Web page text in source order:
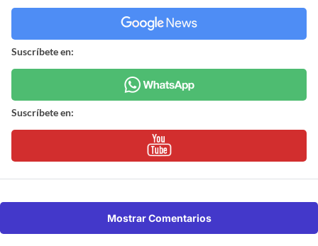
Suscríbete en:
Suscríbete en:
Mostrar Comentarios